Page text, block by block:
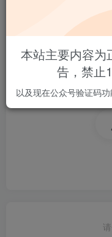
宿舍半夜玩完不方便
冲冲，第二天再洗
本站主要内容为
告，禁止
以及现在公众号验证码